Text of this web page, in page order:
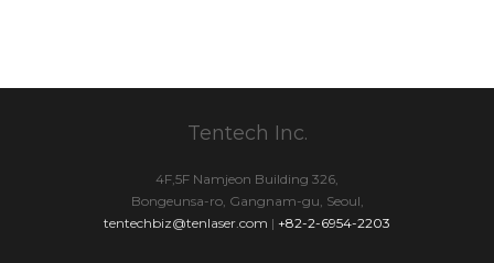
Tentech Inc.
4F,5F Namjeon Building 326,
Bongeunsa-ro, Gangnam-gu, Seoul,
tentechbiz@tenlaser.com | +82-2-6954-2203